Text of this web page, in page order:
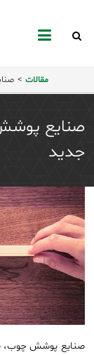
مقالات>
صنایع
جدید
صنایع پوشش چوب،